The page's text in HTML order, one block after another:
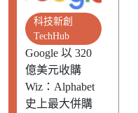
科技新創
TechHub
Google 以 320
億美元收購
Wiz：Alphabet
史上最大併購